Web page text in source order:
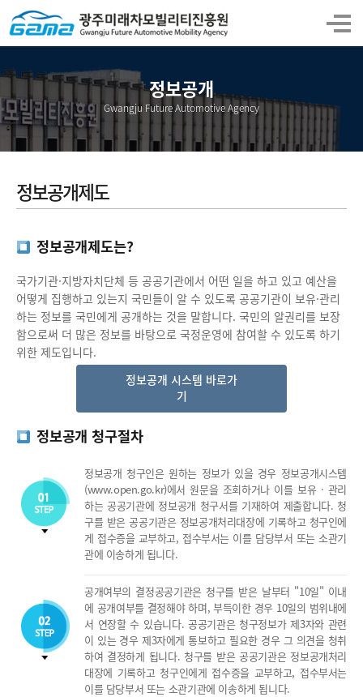
정보공개
Gwangju Future Automotive Agency
정보공개제도
정보공개제도는?
국가기관·지방자치단체 등 공공기관에서 어떤 일을 하고 있고 예산을
어떻게 집행하고 있는지 국민들이 알 수 있도록 공공기관이 보유·관리
하는 정보를 국민에게 공개하는 것을 말합니다. 국민의 알권리를 보장
함으로써 더 많은 정보를 바탕으로 국정운영에 참여할 수 있도록 하기
위한 제도입니다.
정보공개 시스템 바로가
기
정보공개 청구절차
정보공개 청구인은 원하는 정보가 있을 경우 정보공개시스템
(www.open.go.kr)에서 원문을 조회하거나 이를 보유 · 관리
하는 공공기관에 정보공개 청구서를 기재하여 제출합니다. 청
구를 받은 공공기관은 정보공개처리대장에 기록하고 청구인에
게 접수증을 교부하고, 접수부서는 이를 담당부서 또는 소관기
관에 이송하게 됩니다.
공개여부의 결정공공기관은 청구를 받은 날부터 "10일" 이내
에 공개여부를 결정해야 하며, 부득이한 경우 10일의 범위내에
서 연장할 수 있습니다. 공공기관은 청구정보가 제3자와 관련
이 있는 경우 제3자에게 통보하고 필요한 경우 그 의견을 청취
하여 결정하게 됩니다. 청구를 받은 공공기관은 정보공개처리
대장에 기록하고 청구인에게 접수증을 교부하고, 접수부서는
이를 담당부서 또는 소관기관에 이송하게 됩니다.